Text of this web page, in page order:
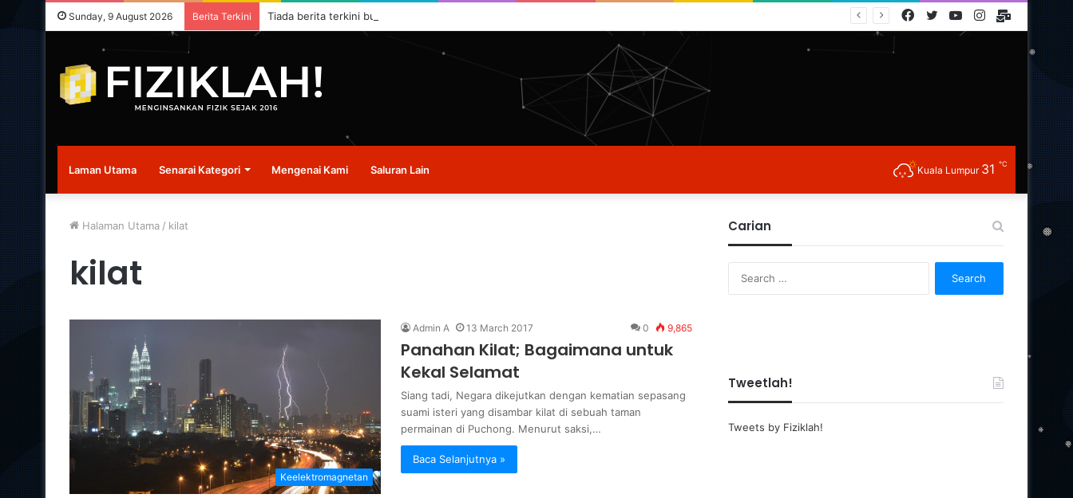
Sunday, 9 August 2026 Berita Terkini Tiada berita terkini buat masa ini.
E-
Instagram
YouTube
Twitter
Facebook
Laman Utama Senarai Kategori Mengenai Kami Saluran Lain Kuala Lumpur 31 ℃
Halaman Utama / kilat
kilat
Keelektromagnetan
Admin A 13 March 2017 0 9,865
Panahan Kilat; Bagaimana untuk
Kekal Selamat
Siang tadi, Negara dikejutkan dengan kematian sepasang
suami isteri yang disambar kilat di sebuah taman
permainan di Puchong. Menurut saksi,…
Baca Selanjutnya »
Carian
Tweetlah!
Tweets by Fiziklah!